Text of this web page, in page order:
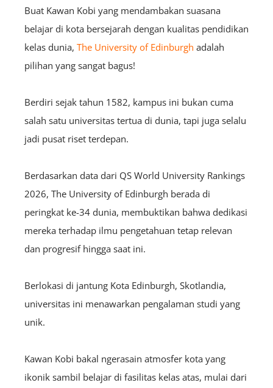
Buat Kawan Kobi yang mendambakan suasana
belajar di kota bersejarah dengan kualitas pendidikan
kelas dunia, The University of Edinburgh adalah
pilihan yang sangat bagus!
Berdiri sejak tahun 1582, kampus ini bukan cuma
salah satu universitas tertua di dunia, tapi juga selalu
jadi pusat riset terdepan.
Berdasarkan data dari QS World University Rankings
2026, The University of Edinburgh berada di
peringkat ke-34 dunia, membuktikan bahwa dedikasi
mereka terhadap ilmu pengetahuan tetap relevan
dan progresif hingga saat ini.
Berlokasi di jantung Kota Edinburgh, Skotlandia,
universitas ini menawarkan pengalaman studi yang
unik.
Kawan Kobi bakal ngerasain atmosfer kota yang
ikonik sambil belajar di fasilitas kelas atas, mulai dari